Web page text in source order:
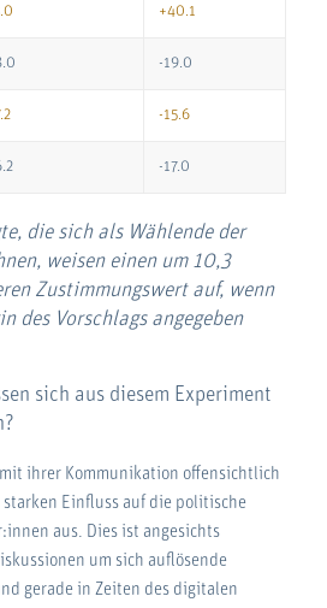
+40.1
-19.0
-15.6
-17.0
die sich als Wählende der
weisen einen um 10,3
Zustimmungswert auf, wenn
des Vorschlags angegeben
sich aus diesem Experiment
ihrer Kommunikation offensichtlich
starken Einfluss auf die politische
aus. Dies ist angesichts
um sich auflösende
gerade in Zeiten des digitalen